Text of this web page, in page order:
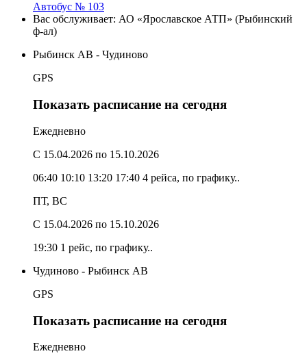
Автобус № 103
Вас обслуживает: АО «Ярославское АТП» (Рыбинский
ф-ал)
Рыбинск АВ - Чудиново
GPS
Показать расписание на сегодня
Ежедневно
C 15.04.2026 по 15.10.2026
06:40 10:10 13:20 17:40 4 рейса, по графику..
ПТ, ВС
C 15.04.2026 по 15.10.2026
19:30 1 рейс, по графику..
Чудиново - Рыбинск АВ
GPS
Показать расписание на сегодня
Ежедневно